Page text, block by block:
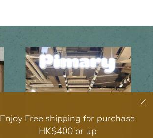
Enjoy Free shipping for purchase
HK$400 or up